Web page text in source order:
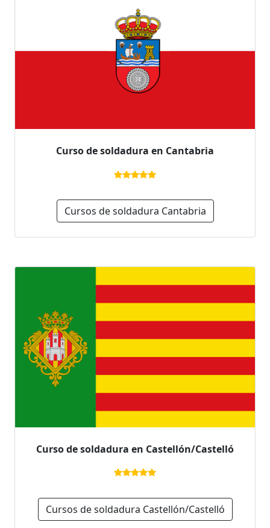
Curso de soldadura en Cantabria
Cursos de soldadura Cantabria
Curso de soldadura en Castellón/Castelló
Cursos de soldadura Castellón/Castelló